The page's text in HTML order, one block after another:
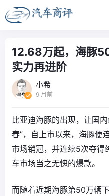
12.68万起，海豚
实力再进阶
小希
9 月前
比亚迪海豚的出现，让国
春”，自上市以来，海豚便
市场销冠，并连续5次夺得
车市场当之无愧的爆款。
而随着近期海豚第50万辆